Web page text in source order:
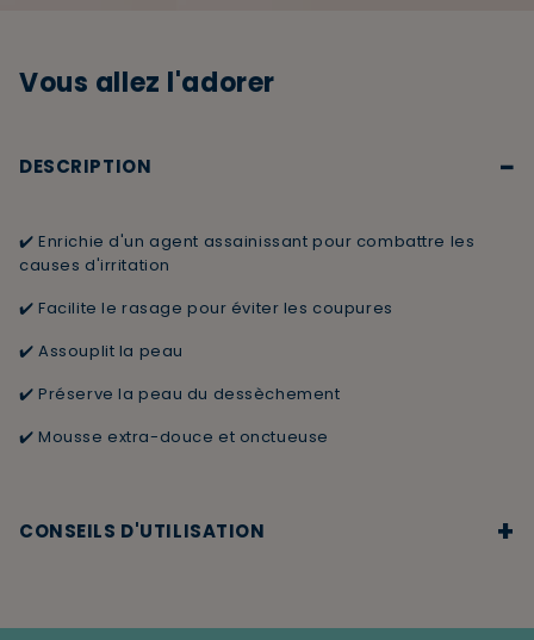
Vous allez l'adorer
DESCRIPTION −
✔️ Enrichie d'un agent assainissant pour combattre les
causes d'irritation
✔️ Facilite le rasage pour éviter les coupures
✔️ Assouplit la peau
✔️ Préserve la peau du dessèchement
✔️ Mousse extra-douce et onctueuse
CONSEILS D'UTILISATION +
frotter.